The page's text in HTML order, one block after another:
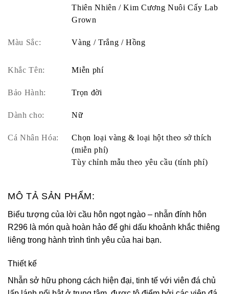
Thiên Nhiên / Kim Cương Nuôi Cấy Lab
Grown
Màu Sắc: Vàng / Trắng / Hồng
Khắc Tên: Miễn phí
Bảo Hành: Trọn đời
Dành cho: Nữ
Cá Nhân Hóa:
Chọn loại vàng & loại hột theo sở thích
(miễn phí)
Tùy chỉnh mẫu theo yêu cầu (tính phí)
MÔ TẢ SẢN PHẨM:
Biểu tượng của lời cầu hôn ngọt ngào – nhẫn đính hôn
R296 là món quà hoàn hảo để ghi dấu khoảnh khắc thiêng
liêng trong hành trình tình yêu của hai bạn.
Thiết kế
Nhẫn sở hữu phong cách hiện đại, tinh tế với viên đá chủ